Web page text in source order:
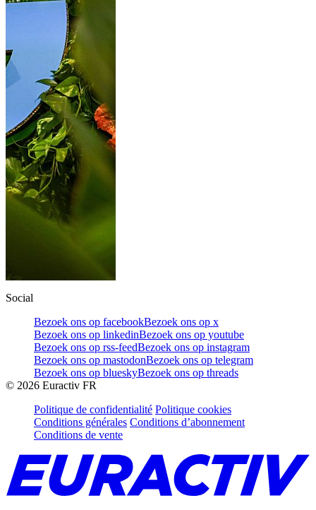
Social
Bezoek ons op facebookBezoek ons op x
Bezoek ons op linkedinBezoek ons op youtube
Bezoek ons op rss-feedBezoek ons op instagram
Bezoek ons op mastodonBezoek ons op telegram
Bezoek ons op blueskyBezoek ons op threads
© 2026 Euractiv FR
Politique de confidentialité Politique cookies
Conditions générales Conditions d’abonnement
Conditions de vente